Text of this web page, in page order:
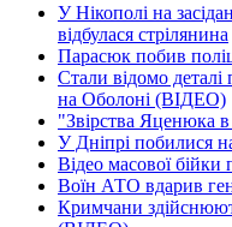
У Нікополі на
відбулася стрілянина
Парасюк побив
Стали відомо
на Оболоні (ВІДЕО)
"Звірства Яценюка в
У Дніпрі побилися
Відео масової бійки
Воїн АТО вдарив
Кримчани